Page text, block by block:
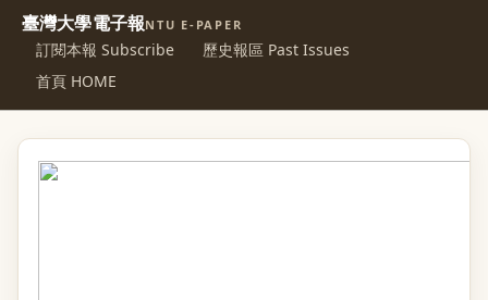
臺灣大學電子報NTU E-PAPER
訂閱本報 Subscribe
歷史報區 Past Issues
首頁 HOME